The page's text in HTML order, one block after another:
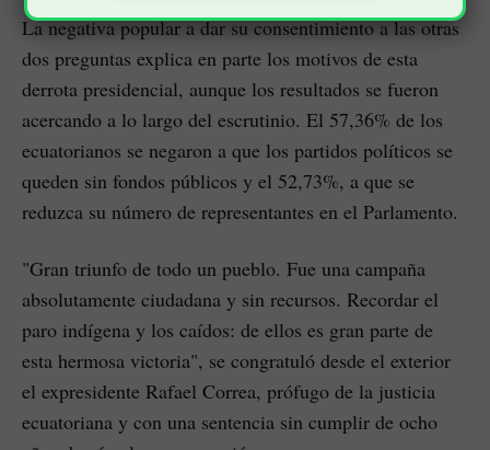
La negativa popular a dar su consentimiento a las otras
dos preguntas explica en parte los motivos de esta
derrota presidencial, aunque los resultados se fueron
acercando a lo largo del escrutinio. El 57,36% de los
ecuatorianos se negaron a que los partidos políticos se
queden sin fondos públicos y el 52,73%, a que se
reduzca su número de representantes en el Parlamento.
"Gran triunfo de todo un pueblo. Fue una campaña
absolutamente ciudadana y sin recursos. Recordar el
paro indígena y los caídos: de ellos es gran parte de
esta hermosa victoria", se congratuló desde el exterior
el expresidente Rafael Correa, prófugo de la justicia
ecuatoriana y con una sentencia sin cumplir de ocho